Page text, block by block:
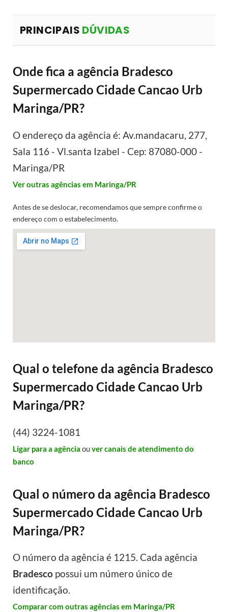
PRINCIPAIS DÚVIDAS
Onde fica a agência Bradesco
Supermercado Cidade Cancao Urb
Maringa/PR?
O endereço da agência é: Av.mandacaru, 277,
Sala 116 - Vl.santa Izabel - Cep: 87080-000 -
Maringa/PR
Ver outras agências em Maringa/PR
Antes de se deslocar, recomendamos que sempre confirme o
endereço com o estabelecimento.
Qual o telefone da agência Bradesco
Supermercado Cidade Cancao Urb
Maringa/PR?
(44) 3224-1081
Ligar para a agência ouver canais de atendimento do
banco
Qual o número da agência Bradesco
Supermercado Cidade Cancao Urb
Maringa/PR?
O número da agência é 1215. Cada agência
Bradesco possui um número único de
identificação.
Comparar com outras agências em Maringa/PR